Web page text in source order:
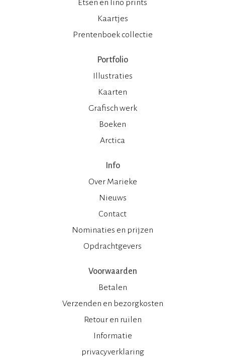
Etsen en lino prints
Kaartjes
Prentenboek collectie
Portfolio
Illustraties
Kaarten
Grafisch werk
Boeken
Arctica
Info
Over Marieke
Nieuws
Contact
Nominaties en prijzen
Opdrachtgevers
Voorwaarden
Betalen
Verzenden en bezorgkosten
Retour en ruilen
Informatie
privacyverklaring